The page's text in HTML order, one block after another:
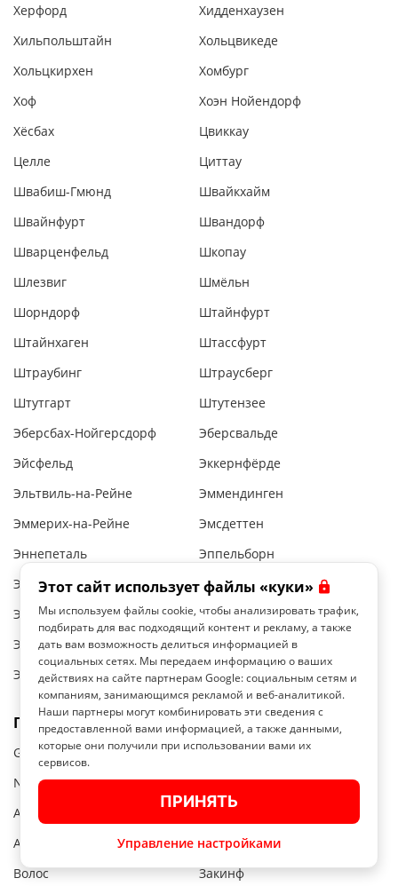
Этот сайт использует файлы «куки»
Мы используем файлы cookie, чтобы анализировать трафик,
подбирать для вас подходящий контент и рекламу, а также
дать вам возможность делиться информацией в
социальных сетях. Мы передаем информацию о ваших
действиях на сайте партнерам Google: социальным сетям и
компаниям, занимающимся рекламой и веб-аналитикой.
Наши партнеры могут комбинировать эти сведения с
предоставленной вами информацией, а также данными,
которые они получили при использовании вами их
сервисов.
ПРИНЯТЬ
Управление настройками
Херфорд
Хидденхаузен
Хильпольштайн
Хольцвикеде
Хольцкирхен
Хомбург
Хоф
Хоэн Нойендорф
Хёсбах
Цвиккау
Целле
Циттау
Швабиш-Гмюнд
Швайкхайм
Швайнфурт
Швандорф
Шварценфельд
Шкопау
Шлезвиг
Шмёльн
Шорндорф
Штайнфурт
Штайнхаген
Штассфурт
Штраубинг
Штраусберг
Штутгарт
Штутензее
Эберсбах-Нойгерсдорф
Эберсвальде
Эйсфельд
Эккернфёрде
Эльтвиль-на-Рейне
Эммендинген
Эммерих-на-Рейне
Эмсдеттен
Эннепеталь
Эппельборн
Эргольдсбах
Эрланген
Эрфурт
Эссен
Эттлинген
Эускирхен
Эшвайлер
Греция
Glyfáda
Maroúsi
Naxos
Réthymno
Амалиада
Афины
Ачарави
Вари
Волос
Закинф